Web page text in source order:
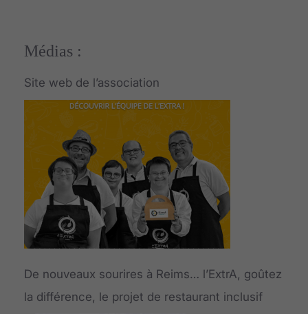
Médias :
Site web de l’association
De nouveaux sourires à Reims… l’ExtrA, goûtez
la différence, le projet de restaurant inclusif